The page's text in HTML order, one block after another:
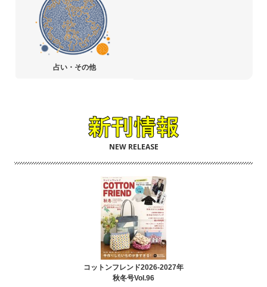
占い・その他
NEW RELEASE
コットンフレンド2026-2027年
秋冬号Vol.96